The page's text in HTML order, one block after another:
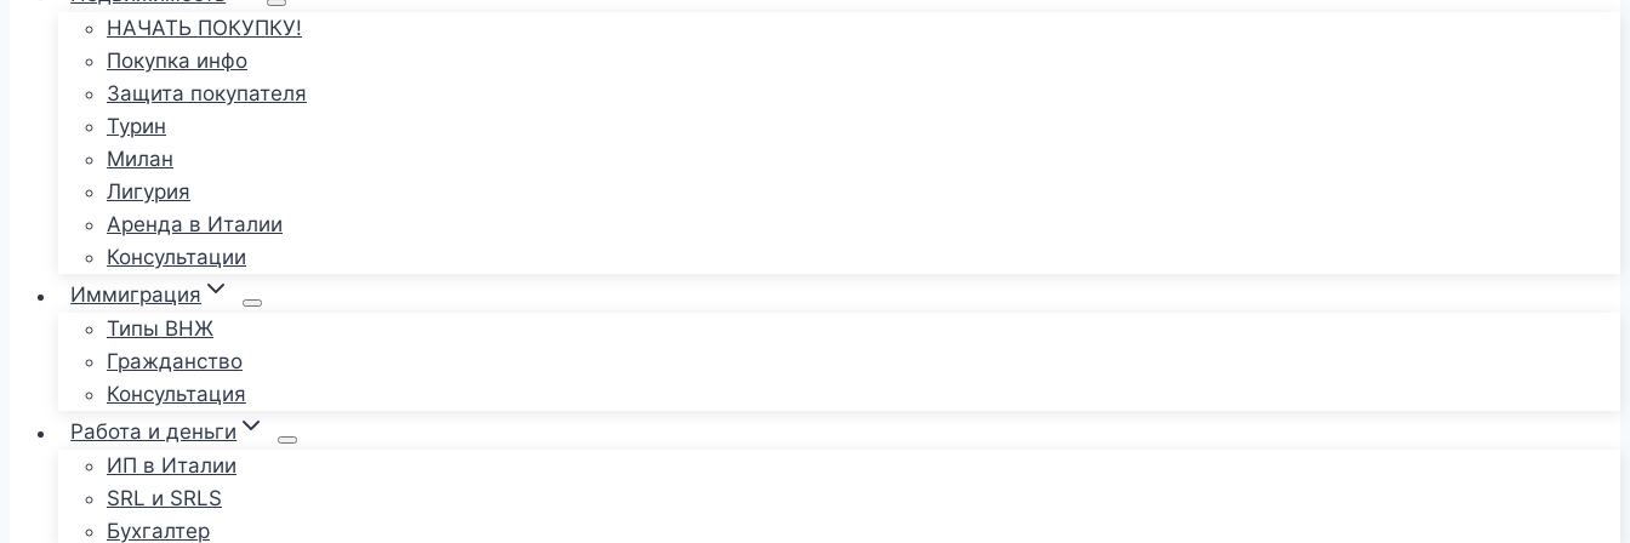
НАЧАТЬ ПОКУПКУ!
Покупка инфо
Защита покупателя
Турин
Милан
Лигурия
Аренда в Италии
Консультации
Иммиграция
Типы ВНЖ
Гражданство
Консультация
Работа и деньги
ИП в Италии
SRL и SRLS
Бухгалтер